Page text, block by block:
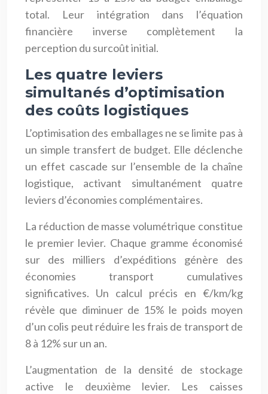
total. Leur intégration dans l’équation
financière inverse complètement la
perception du surcoût initial.
Les quatre leviers
simultanés d’optimisation
des coûts logistiques
L’optimisation des emballages ne se limite pas à
un simple transfert de budget. Elle déclenche
un effet cascade sur l’ensemble de la chaîne
logistique, activant simultanément quatre
leviers d’économies complémentaires.
La réduction de masse volumétrique constitue
le premier levier. Chaque gramme économisé
sur des milliers d’expéditions génère des
économies transport cumulatives
significatives. Un calcul précis en €/km/kg
révèle que diminuer de 15% le poids moyen
d’un colis peut réduire les frais de transport de
8 à 12% sur un an.
L’augmentation de la densité de stockage
active le deuxième levier. Les caisses